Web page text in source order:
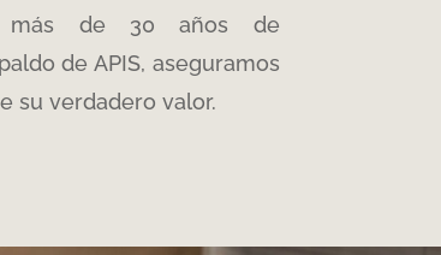
de 30 años de
de APIS, aseguramos
su verdadero valor.